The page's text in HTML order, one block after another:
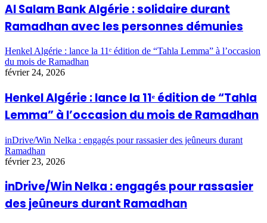
Al Salam Bank Algérie : solidaire durant
Ramadhan avec les personnes démunies
Henkel Algérie : lance la 11ᵉ édition de “Tahla Lemma” à l’occasion
du mois de Ramadhan
février 24, 2026
Henkel Algérie : lance la 11ᵉ édition de “Tahla
Lemma” à l’occasion du mois de Ramadhan
inDrive/Win Nelka : engagés pour rassasier des jeûneurs durant
Ramadhan
février 23, 2026
inDrive/Win Nelka : engagés pour rassasier
des jeûneurs durant Ramadhan